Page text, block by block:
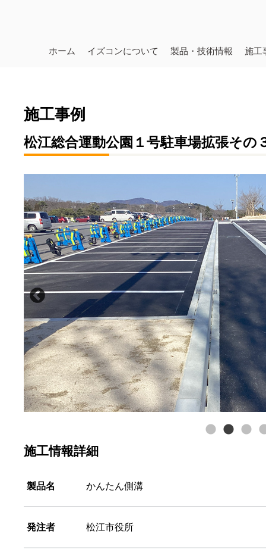
ホーム イズコンについて 製品・技術情報 施工
施工事例
松江総合運動公園１号駐車場拡張その
施工情報詳細
製品名 かんたん側溝
発注者 松江市役所